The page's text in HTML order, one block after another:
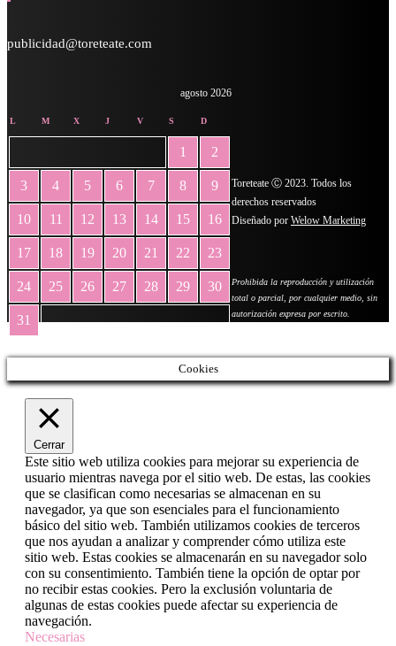
publicidad@toreteate.com
agosto 2026
L M X J V S D
1 2
3 4 5 6 7 8 9
10 11 12 13 14 15 16
17 18 19 20 21 22 23
24 25 26 27 28 29 30
31
Toreteate Ⓒ 2023. Todos los
derechos reservados
Diseñado por Welow Marketing
Prohibida la reproducción y utilización
total o parcial, por cualquier medio, sin
autorización expresa por escrito.
Cookies
Cerrar
Este sitio web utiliza cookies para mejorar su experiencia de
usuario mientras navega por el sitio web. De estas, las cookies
que se clasifican como necesarias se almacenan en su
navegador, ya que son esenciales para el funcionamiento
básico del sitio web. También utilizamos cookies de terceros
que nos ayudan a analizar y comprender cómo utiliza este
sitio web. Estas cookies se almacenarán en su navegador solo
con su consentimiento. También tiene la opción de optar por
no recibir estas cookies. Pero la exclusión voluntaria de
algunas de estas cookies puede afectar su experiencia de
navegación.
Necesarias